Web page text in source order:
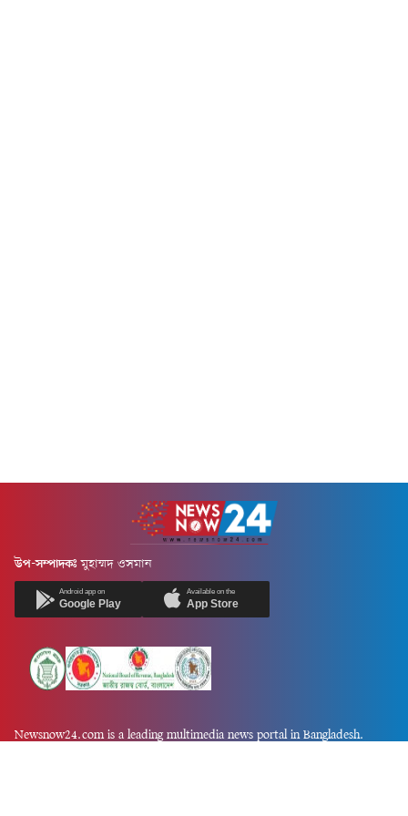
উপ-সম্পাদকঃ মুহাম্মদ ওসমান
Android app on
Google Play
Available on the
App Store
Newsnow24.com is a leading multimedia news portal in Bangladesh.